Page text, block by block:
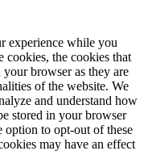
experience while you
cookies, the cookies that
your browser as they are
of the website. We
and understand how
stored in your browser
option to opt-out of these
may have an effect